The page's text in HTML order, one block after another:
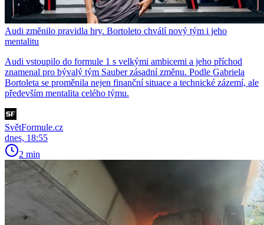
Audi změnilo pravidla hry. Bortoleto chválí nový tým i jeho
mentalitu
Audi vstoupilo do formule 1 s velkými ambicemi a jeho příchod
znamenal pro bývalý tým Sauber zásadní změnu. Podle Gabriela
Bortoleta se proměnila nejen finanční situace a technické zázemí, ale
především mentalita celého týmu.
SvětFormule.cz
dnes, 18:55
2 min